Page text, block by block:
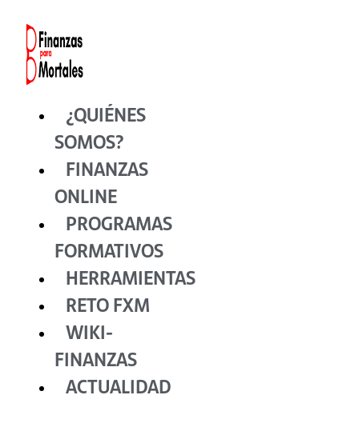
contenido
¿QUIÉNES
SOMOS?
FINANZAS
ONLINE
PROGRAMAS
FORMATIVOS
HERRAMIENTAS
RETO FXM
WIKI-
FINANZAS
ACTUALIDAD